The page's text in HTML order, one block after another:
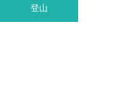
登山